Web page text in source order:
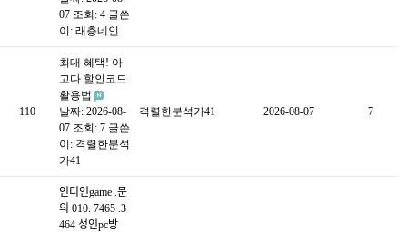
07 조회: 4 글쓴
이: 래층네인
110
최대 혜택! 아
고다 할인코드
활용법
날짜: 2026-08-
07 조회: 7 글쓴
이: 격렬한분석
가41
격렬한분석가41 2026-08-07 7
인디언game .문
의 010. 7465 .3
464 성인pc방